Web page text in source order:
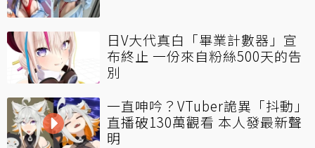
日V大代真白「畢業計數器」宣
布終止 一份來自粉絲500天的告
別
一直呻吟？VTuber詭異「抖動」
直播破130萬觀看 本人發最新聲
明